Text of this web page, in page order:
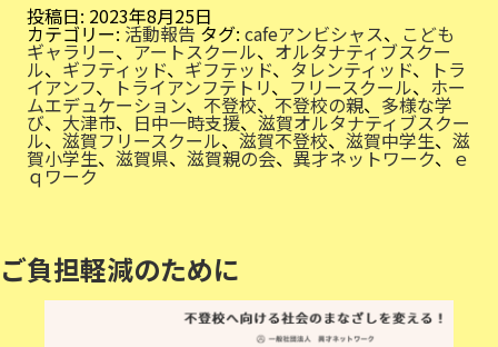
流
投稿日: 2023年8月25日
カテゴリー: 活動報告 タグ: cafeアンビシャス、 こども
ギャラリー、アートスクール、 オルタナティブスクー
ル、 ギフティッド、 ギフテッド、 タレンティッド、 トラ
イアンフ、 トライアンフテトリ、 フリースクール、 ホー
ムエデュケーション、 不登校、 不登校の親、 多様な学
び、 大津市、 日中一時支援、滋賀オルタナティブスクー
ル、 滋賀フリースクール、滋賀不登校、 滋賀中学生、 滋
賀小学生、 滋賀県、 滋賀親の会、 異才ネットワーク、 ｅ
ｑワーク
ご負担軽減のために